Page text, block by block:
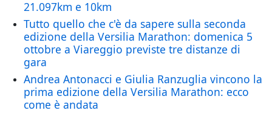
21.097km e 10km
Tutto quello che c'è da sapere sulla seconda
edizione della Versilia Marathon: domenica 5
ottobre a Viareggio previste tre distanze di
gara
Andrea Antonacci e Giulia Ranzuglia vincono la
prima edizione della Versilia Marathon: ecco
come è andata